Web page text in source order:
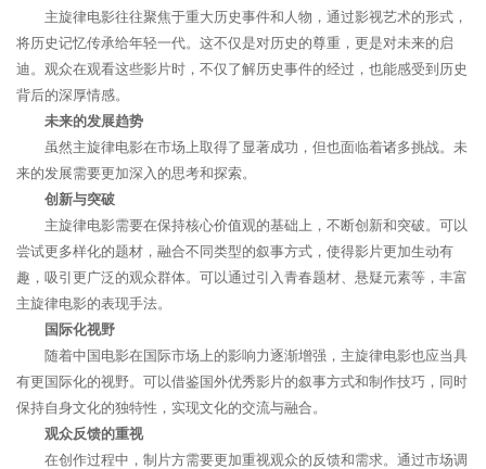
主旋律电影往往聚焦于重大历史事件和人物，通过影视艺术的形式，
将历史记忆传承给年轻一代。这不仅是对历史的尊重，更是对未来的启
迪。观众在观看这些影片时，不仅了解历史事件的经过，也能感受到历史
背后的深厚情感。
未来的发展趋势
虽然主旋律电影在市场上取得了显著成功，但也面临着诸多挑战。未
来的发展需要更加深入的思考和探索。
创新与突破
主旋律电影需要在保持核心价值观的基础上，不断创新和突破。可以
尝试更多样化的题材，融合不同类型的叙事方式，使得影片更加生动有
趣，吸引更广泛的观众群体。可以通过引入青春题材、悬疑元素等，丰富
主旋律电影的表现手法。
国际化视野
随着中国电影在国际市场上的影响力逐渐增强，主旋律电影也应当具
有更国际化的视野。可以借鉴国外优秀影片的叙事方式和制作技巧，同时
保持自身文化的独特性，实现文化的交流与融合。
观众反馈的重视
在创作过程中，制片方需要更加重视观众的反馈和需求。通过市场调